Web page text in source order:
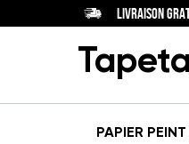
LIVRAISON
PAPIER PEINT